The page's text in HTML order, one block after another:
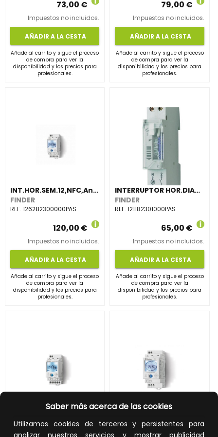
Saber más acerca de las cookies
Utilizamos cookies de terceros y persistentes para
analizar nuestros servicios y mostrar publicidad
73,00 €
Impuestos no incluidos.
AÑADIR A LA CESTA
Añade al carrito y sigue el proceso
de compra para ver la
disponibilidad y los precios para
profesionales.
79,00 €
Impuestos no incluidos.
AÑADIR A LA CESTA
Añade al carrito y sigue el proceso
de compra para ver la
disponibilidad y los precios para
profesionales.
INT.HOR.SEM.12,NFC,An 35mm,2 CTO.CONMD.16A,110/230V AC/DC RSVA.MARCHA(emb.1u)
FINDER
REF: 126282300000PAS
120,00 €
Impuestos no incluidos.
AÑADIR A LA CESTA
Añade al carrito y sigue el proceso
de compra para ver la
disponibilidad y los precios para
profesionales.
INTERRUPTOR HOR.DIARIO 12,An 17,5mm,1 NA 16A,230V AC S/RSVA.MARCHA(emb.1u)
FINDER
REF:121182301000PAS
65,00 €
Impuestos no incluidos.
AÑADIR A LA CESTA
Añade al carrito y sigue el proceso
de compra para ver la
disponibilidad y los precios para
profesionales.
FINDER
REF:12A200240000PAS
FINDER
REF: 126182300000PAS